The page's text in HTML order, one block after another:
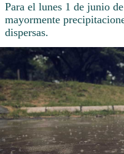
Para el lunes 1 de junio
mayormente
dispersas.